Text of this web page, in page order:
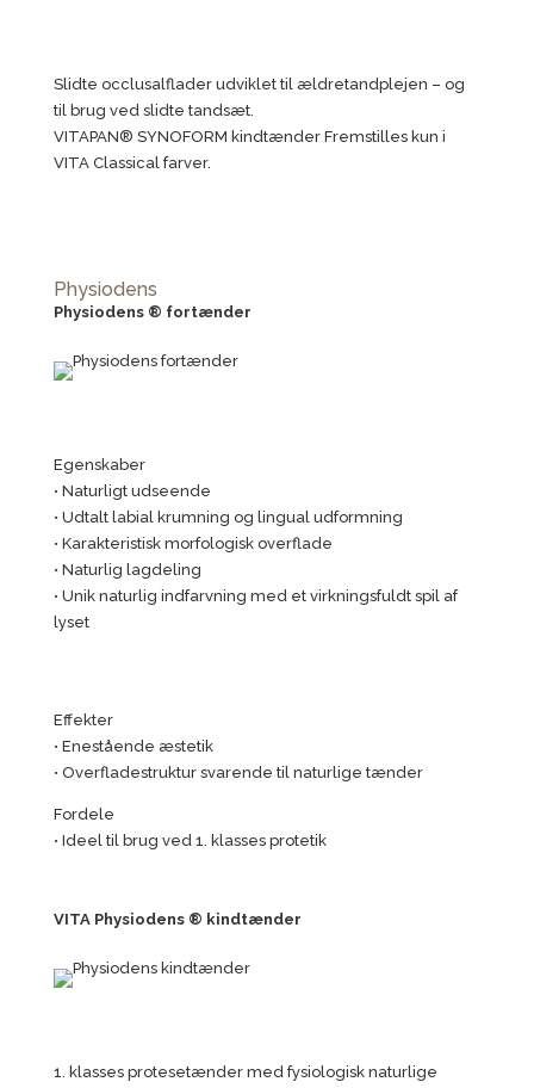
Slidte occlusalflader udviklet til ældretandplejen – og
til brug ved slidte tandsæt.
VITAPAN® SYNOFORM kindtænder Fremstilles kun i
VITA Classical farver.
Physiodens
Physiodens ® fortænder
Egenskaber
• Naturligt udseende
• Udtalt labial krumning og lingual udformning
• Karakteristisk morfologisk overflade
• Naturlig lagdeling
• Unik naturlig indfarvning med et virkningsfuldt spil af
lyset
Effekter
• Enestående æstetik
• Overfladestruktur svarende til naturlige tænder
Fordele
• Ideel til brug ved 1. klasses protetik
VITA Physiodens ® kindtænder
1. klasses protesetænder med fysiologisk naturlige